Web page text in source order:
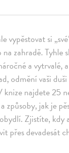
vypěstovat si
zahradě. Tyhle
a vytrvalé,
odmění vaši
najdete 25
způsoby, jak je
Zjistíte, kdy
přes devadesát